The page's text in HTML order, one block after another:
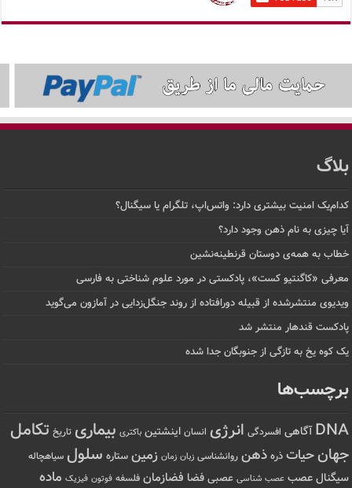
بلاگ
کدام‌یک امنیت بیشتری دارد: واتس‌اپ، تلگرام یا سیگنال؟
آیا چیزی به نام ذهن وجود دارد؟
خطاب به همه‌ی دوستان قرنطینه‌نشین
معرفی «کاگنتیو کست»، پادکستی در مورد علوم شناختی به فارسی
ویدیوی منتشرشده از قبیله دورافتاده‌ از روند جنگل‌زدایی در آمازون می‌گوید
پادکست قندهار منتشر شد
یک کوه یخ به تازگی از جنوبگان جدا شده
برچسب‌ها
DNA آگاهی افسردگی انرژی انسان اینشتین باکتری بیماری تاریخ تکامل
جهانحیات ذره ذهن روانشناسی زبان زمان زمین ستاره سلول سیاهچاله
سیگنال عصب عصب شناسی عصبی فضا فضازمان فلسفه فوتون فیزیک ماده